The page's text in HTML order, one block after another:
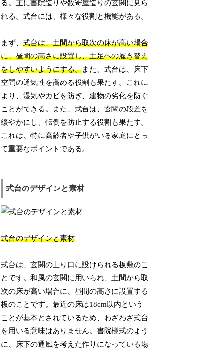
る。主に書院造りや数寄屋造りの玄関に見ら
れる。式台には、様々な役割と機能がある。
まず、式台は、土間から取次の床が高い場合
に、昼間の高さに設置し、土足への履き替え
をしやすいようにする。また、式台は、床下
空間の通気性を高める役割も果たす。これに
より、湿気やカビを防ぎ、建物の劣化を防ぐ
ことができる。また、式台は、玄関の段差を
緩やかにし、転倒を防止する役割も果たす。
これは、特に高齢者や子供がいる家庭にとっ
て重要なポイントである。
式台のデザインと素材
式台のデザインと素材
式台は、玄関の上り口に設けられる板敷のこ
とです。和風の玄関に用いられ、土間から取
次の床が高い場合に、昼間の高さに設置する
板のことです。最近の床は18cm以内という
ことが基本とされているため、わざわざ式台
を用いる意味はありません。書院様式のよう
に、床下の通風を考えた作りになっている場